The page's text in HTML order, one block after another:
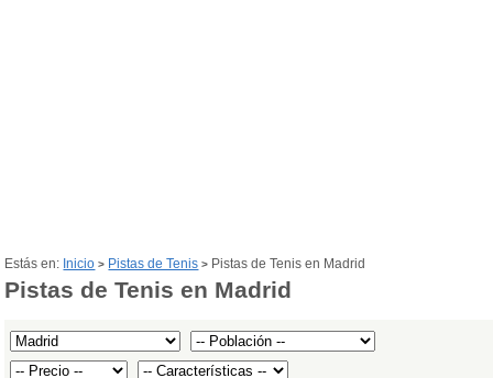
Estás en: Inicio > Pistas de Tenis > Pistas de Tenis en Madrid
Pistas de Tenis en Madrid